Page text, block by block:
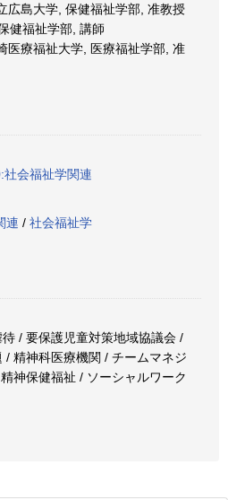
広島大学, 保健福祉学部, 准教授
健福祉学部, 講師
医療福祉大学, 医療福祉学部, 准
会福祉学関連
連 / 社会福祉学
/ 要保護児童対策地域協議会 /
/ 精神科医療機関 / チームマネジ
神保健福祉 / ソーシャルワーク